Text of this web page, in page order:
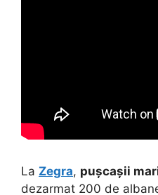
La Zegra, pușcașii
dezarmat 200 de